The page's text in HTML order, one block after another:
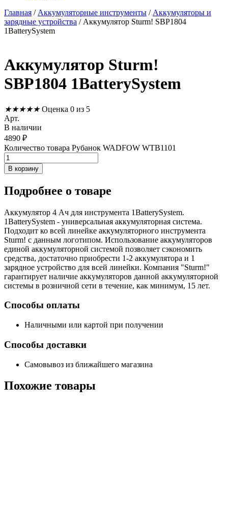
Главная / Аккумуляторные инструменты / Аккумуляторы и
зарядные устройства / Аккумулятор Sturm! SBP1804
1BatterySystem
Аккумулятор Sturm!
SBP1804 1BatterySystem
★★★★★ Оценка 0 из 5
Арт.
В наличии
4890 ₽
Количество товара Рубанок WADFOW WTB1101
В корзину
Подробнее о товаре
Аккумулятор 4 Ач для инструмента 1BatterySystem.
1BatterySystem - универсальная аккумуляторная система.
Подходит ко всей линейке аккумуляторного инструмента
Sturm! с данным логотипом. Использование аккумуляторов
единой аккумуляторной системой позволяет сэкономить
средства, достаточно приобрести 1-2 аккумулятора и 1
зарядное устройство для всей линейки. Компания "Sturm!"
гарантирует наличие аккумуляторов данной аккумуляторной
системы в розничной сети в течение, как минимум, 15 лет.
Способы оплаты
Наличными или картой при получении
Способы доставки
Самовывоз из ближайшего магазина
Похожие товары